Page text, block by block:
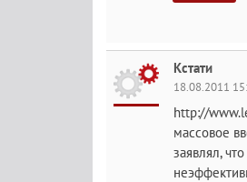
Кстати
18.08.2011
http://
массовое
заявлял,